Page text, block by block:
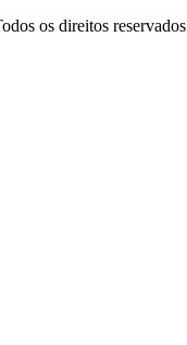
os direitos reservados